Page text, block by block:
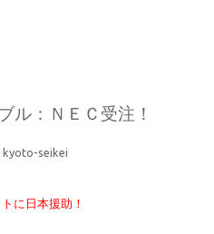
ル：ＮＥＣ受注！
kyoto-seikei
に日本援助！